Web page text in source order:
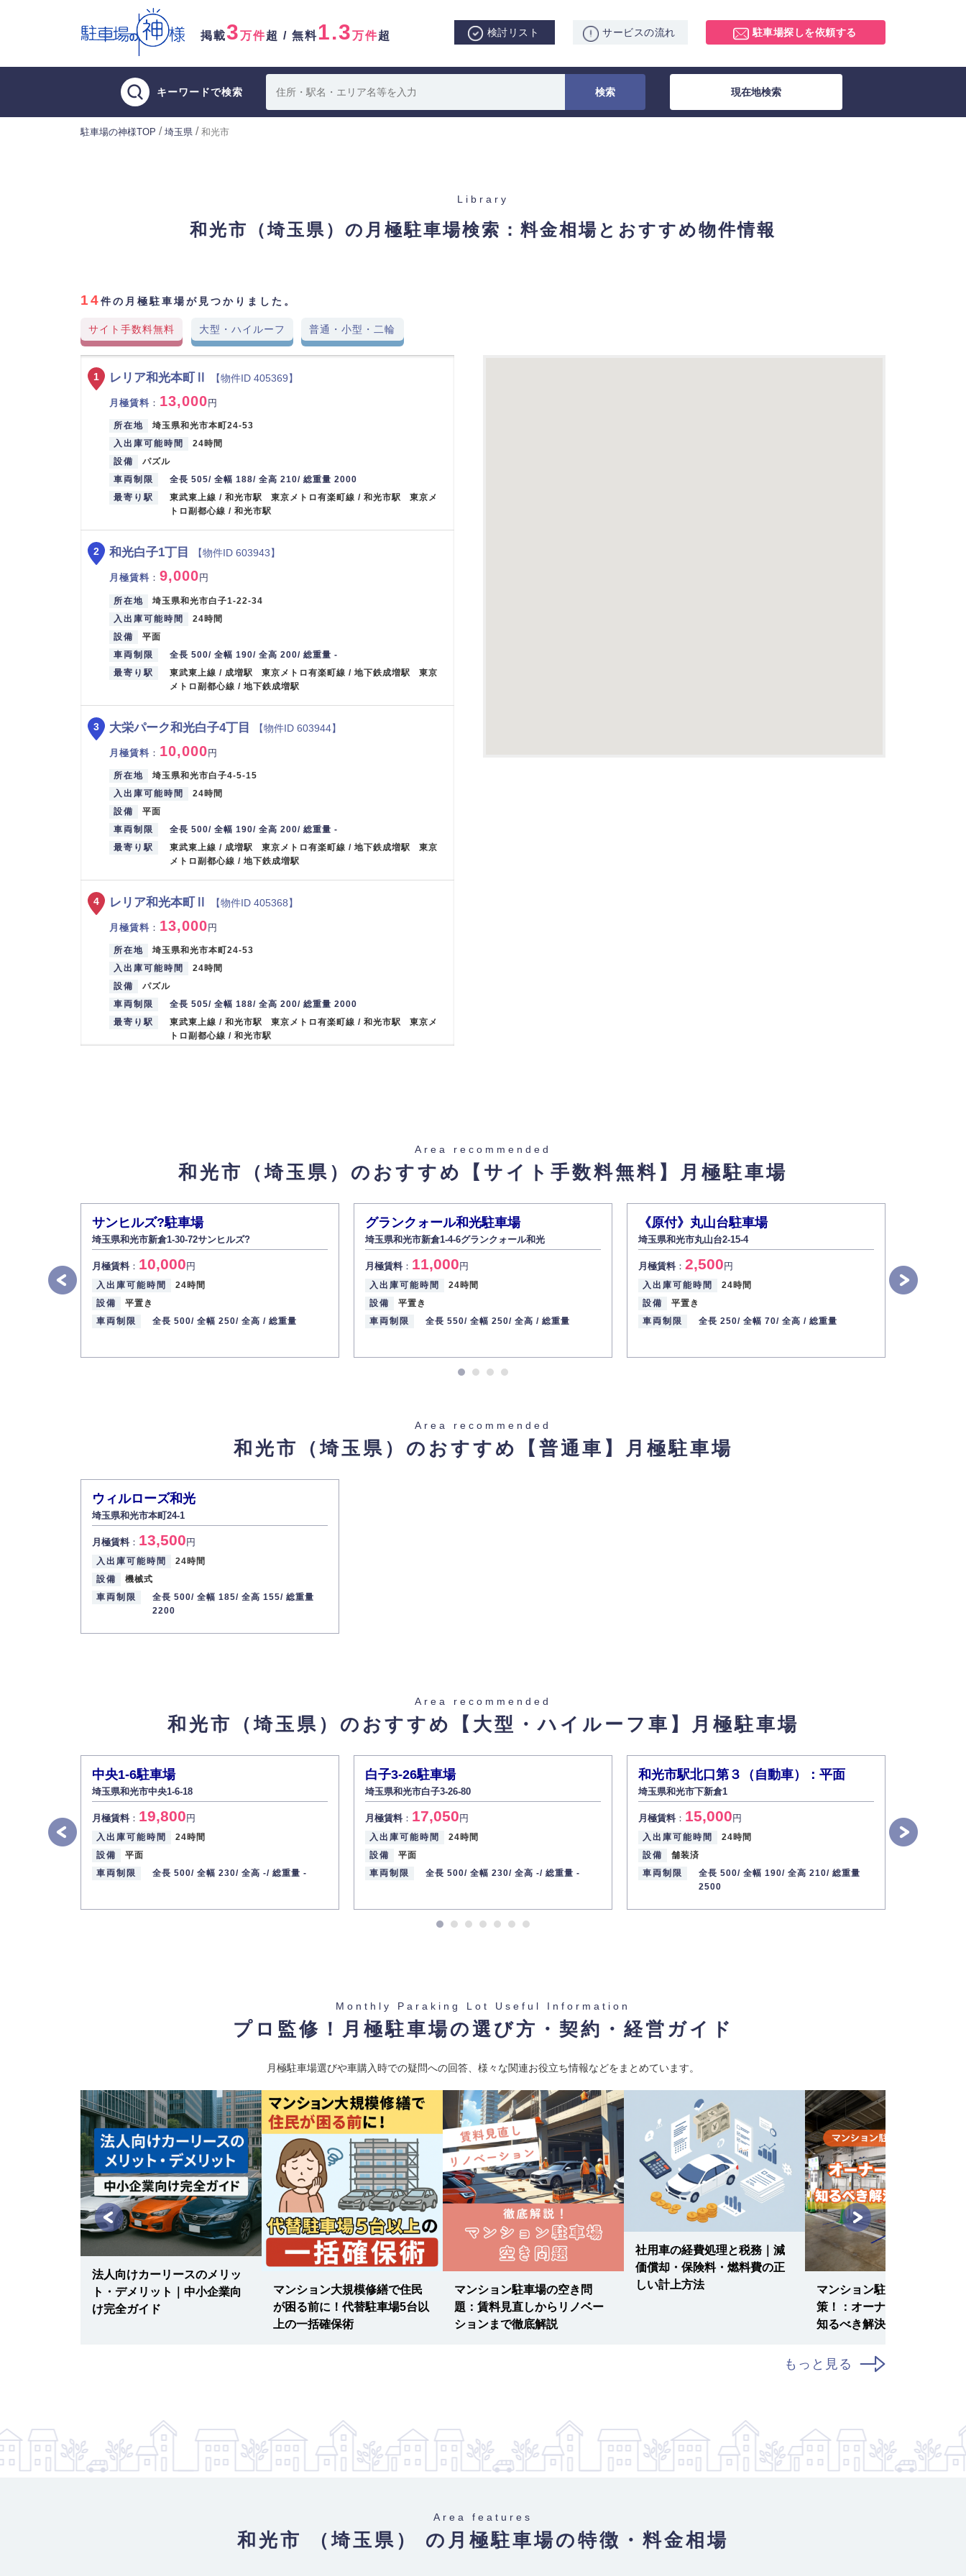
掲載3万件超 / 無料1.3万件超 検討リスト サービスの流れ 駐車場探しを依頼する
キーワードで検索 現在地検索
駐車場の神様TOP / 埼玉県 / 和光市
Library
和光市（埼玉県）の月極駐車場検索： 料金相場とおすすめ物件情報
14件の月極駐車場が見つかりました。
サイト手数料無料 大型・ハイルーフ 普通・小型・二輪
レリア和光本町Ⅱ 【物件ID 405369】
月極賃料 ： 13,000 円
所在地
埼玉県和光市本町24-53
入出庫可能時間
24時間
設備
パズル
車両制限
全長 505/ 全幅 188/ 全高 210/ 総重量 2000
最寄り駅
東武東上線 / 和光市駅 東京メトロ有楽町線 / 和光市駅 東京メ
トロ副都心線 / 和光市駅
1
和光白子1丁目 【物件ID 603943】
月極賃料 ： 9,000 円
所在地
埼玉県和光市白子1-22-34
入出庫可能時間
24時間
設備
平面
車両制限
全長 500/ 全幅 190/ 全高 200/ 総重量 -
最寄り駅
東武東上線 / 成増駅 東京メトロ有楽町線 / 地下鉄成増駅 東京
メトロ副都心線 / 地下鉄成増駅
2
大栄パーク和光白子4丁目 【物件ID 603944】
月極賃料 ： 10,000円
所在地
埼玉県和光市白子4-5-15
入出庫可能時間
24時間
設備
平面
車両制限
全長 500/ 全幅 190/ 全高 200/ 総重量 -
最寄り駅
東武東上線 / 成増駅 東京メトロ有楽町線 / 地下鉄成増駅 東京
メトロ副都心線 / 地下鉄成増駅
3
レリア和光本町Ⅱ 【物件ID 405368】
月極賃料 ： 13,000 円
所在地
埼玉県和光市本町24-53
入出庫可能時間
24時間
設備
パズル
車両制限
全長 505/ 全幅 188/ 全高 200/ 総重量 2000
最寄り駅
東武東上線 / 和光市駅 東京メトロ有楽町線 / 和光市駅 東京メ
トロ副都心線 / 和光市駅
4
全長 340/ 全幅 150/ 全高 / 総重量
《原付》丸山台駐車場【物件ID 310026623】
2,500
所在地
入出庫可能時間
24時間
6
入出庫可能時間
24時間
設備
平置き
車両制限
全長 550/ 全幅 250/ 全高 / 総重量
最寄り駅
東京メトロ副都心線 / 和光市駅 東京メトロ有楽町線 / 和光市駅
東武東上線 / 和光市駅
サンヒルズ?駐車場 【物件ID 310003976】
東京メトロ有楽町線 / 和光市駅 東京メトロ副都心線 / 和光市駅
東武東上線 / 和光市駅
8
ウィルローズ和光
月極賃料：4,000円
所在地
埼玉県和光市本町24-1
入出庫可能時間
24時間
設備
車両制限
全長 200/ 全幅 100/ 全高 -/ 総重量 -
トロ副都心線 / 和光市駅
9
東武東上線 / 和光市駅 東京メトロ有楽町線 / 和光市駅 東京メ
和光市駅北口第３（自動車）：平面【物件ID BUK5456201】
月極賃料： 15,000 円
所在地
埼玉県和光市下新倉1
入出庫可能時間
24時間
設備
舗装済
車両制限
全長 500/ 全幅 190/ 全高 210/ 総重量 2500
東武東上線 / 和光市駅 東京メトロ有楽町線 / 和光市駅 東京メ
11
和光市駅北口第３（自動車）：平面（軽自動車）【物件ID
全長 340/ 全幅 148/ 全高 200/ 総重量 2500
最寄り駅
東武東上線 / 和光市駅 東京メトロ有楽町線 / 和光市駅 東京メ
トロ副都心線 / 和光市駅
12
埼玉県和光市白子3-26-80
Area recommended
和光市（埼玉県）のおすすめ 【サイト手数料無料】月極駐車場
サンヒルズ?駐車場
埼玉県和光市新倉1-30-72サンヒルズ?
月極賃料： 10,000円
入出庫可能時間
24時間
設備
平置き
車両制限
全長 500/ 全幅 250/ 全高 / 総重量
グランクォール和光駐車場
埼玉県和光市新倉1-4-6グランクォール和光
月極賃料： 11,000円
入出庫可能時間
24時間
設備
平置き
車両制限
全長 550/ 全幅 250/ 全高 / 総重量
《原付》丸山台駐車場
埼玉県和光市丸山台2-15-4
月極賃料： 2,500円
入出庫可能時間
24時間
設備
平置き
車両制限
全長 250/ 全幅 70/ 全高 / 総重量
月極賃料
入出庫可
Area recommended
和光市（埼玉県）のおすすめ 【普通車】月極駐車場
ウィルローズ和光
埼玉県和光市本町24-1
月極賃料： 13,500円
入出庫可能時間
24時間
設備
機械式
車両制限
全長 500/ 全幅 185/ 全高 155/ 総重量
2200
Area recommended
和光市（埼玉県）のおすすめ 【大型・ハイルーフ車】月極駐車場
中央1-6駐車場
埼玉県和光市中央1-6-18
月極賃料： 19,800円
入出庫可能時間
24時間
設備
平面
車両制限
全長 500/ 全幅 230/ 全高 -/ 総重量 -
白子3-26駐車場
埼玉県和光市白子3-26-80
月極賃料： 17,050円
入出庫可能時間
24時間
設備
平面
車両制限
全長 500/ 全幅 230/ 全高 -/ 総重量 -
和光市駅北口第３（自動車）：平面
埼玉県和光市下新倉1
月極賃料： 15,000円
入出庫可能時間
24時間
設備
舗装済
車両制限
全長 500/ 全幅 190/ 全高 210/ 総重量
2500
月極賃料
入出庫可
Monthly Paraking Lot Useful Information
プロ監修！月極駐車場の選び方・契約・経営ガイド
月極駐車場選びや車購入時での疑問への回答、様々な関連お役立ち情報などをまとめています。
法人向けカーリースのメリッ
ト・デメリット｜中小企業向
け完全ガイド
マンション大規模修繕で住民
が困る前に！代替駐車場5台以
上の一括確保術
マンション駐車場の空き問
題：賃料見直しからリノベー
ションまで徹底解説
社用車の経費処理と税務｜減
価償却・保険料・燃料費の正
しい計上方法
マンション駐車場の空き対
策！：オーナー・管理組合が
知るべき解決策と成功事例
もっと見る
Area features
和光市 （埼玉県） の月極駐車場の特徴・料金相場